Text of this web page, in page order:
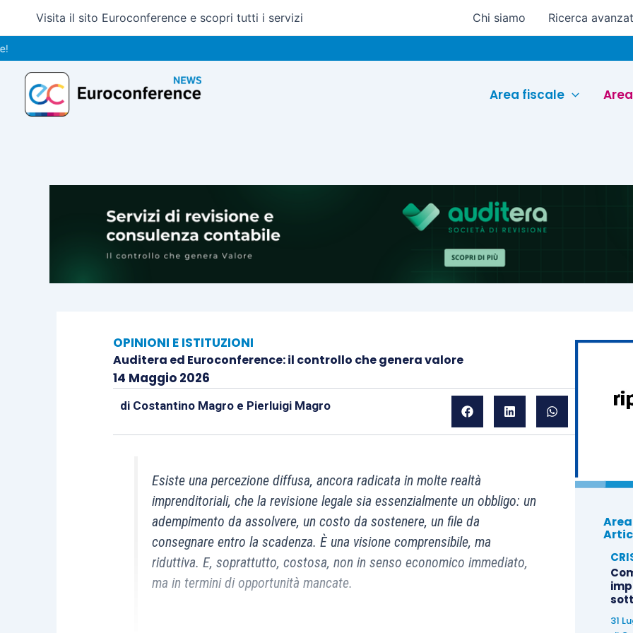
contenuto
Visita il sito Euroconference e scopri tutti i servizi Chi siamo Ricerca
Area fiscale
OPINIONI E ISTITUZIONI
Auditera ed Euroconference: il controllo che genera valore
14 Maggio 2026
di Costantino Magro e Pierluigi Magro
Esiste una percezione diffusa, ancora radicata in molte realtà
imprenditoriali, che la revisione legale sia essenzialmente un obbligo: un
adempimento da assolvere, un costo da sostenere, un file da
consegnare entro la scadenza. È una visione comprensibile, ma
riduttiva. E, soprattutto, costosa, non in senso economico immediato,
ma in termini di opportunità mancate.
31